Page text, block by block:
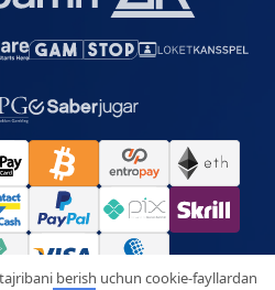
berish uchun cookie-fayllardan